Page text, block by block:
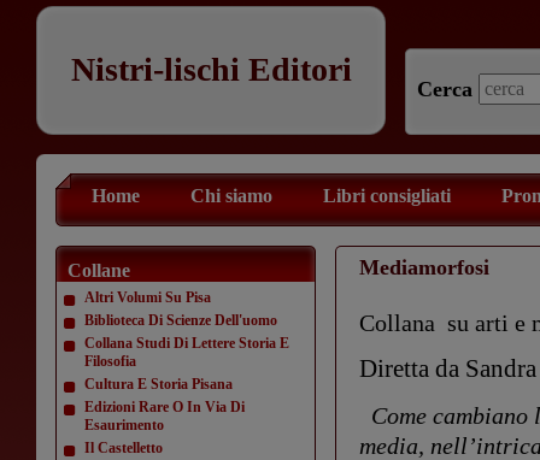
Nistri-lischi Editori
Cerca
Home Chi siamo Libri consigliati
Collane
Altri Volumi Su Pisa
Biblioteca Di Scienze Dell'uomo
Collana Studi Di Lettere Storia E
Filosofia
Cultura E Storia Pisana
Edizioni Rare O In Via Di
Esaurimento
Il Castelletto
Mediamorfosi
Collana su arti e
Diretta da
Come
media,